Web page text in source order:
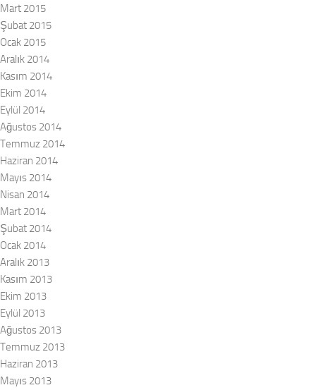
Mart 2015
Şubat 2015
Ocak 2015
Aralık 2014
Kasım 2014
Ekim 2014
Eylül 2014
Ağustos 2014
Temmuz 2014
Haziran 2014
Mayıs 2014
Nisan 2014
Mart 2014
Şubat 2014
Ocak 2014
Aralık 2013
Kasım 2013
Ekim 2013
Eylül 2013
Ağustos 2013
Temmuz 2013
Haziran 2013
Mayıs 2013